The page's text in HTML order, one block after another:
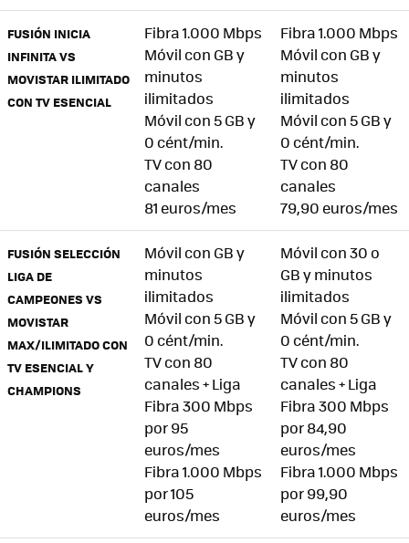
FUSIÓN INICIA
INFINITA VS
MOVISTAR ILIMITADO
CON TV ESENCIAL
Fibra 1.000 Mbps
Móvil con GB y
minutos
ilimitados
Móvil con 5 GB y
0 cént/min.
TV con 80
canales
81 euros/mes
Fibra 1.000 Mbps
Móvil con GB y
minutos
ilimitados
Móvil con 5 GB y
0 cént/min.
TV con 80
canales
79,90 euros/mes
FUSIÓN SELECCIÓN
LIGA DE
CAMPEONES VS
MOVISTAR
MAX/ILIMITADO CON
TV ESENCIAL Y
CHAMPIONS
Móvil con GB y
minutos
ilimitados
Móvil con 5 GB y
0 cént/min.
TV con 80
canales + Liga
Fibra 300 Mbps
por 95
euros/mes
Fibra 1.000 Mbps
por 105
euros/mes
Móvil con 30 o
GB y minutos
ilimitados
Móvil con 5 GB y
0 cént/min.
TV con 80
canales + Liga
Fibra 300 Mbps
por 84,90
euros/mes
Fibra 1.000 Mbps
por 99,90
euros/mes